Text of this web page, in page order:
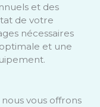
et des
de votre
nécessaires
et une
vous offrons